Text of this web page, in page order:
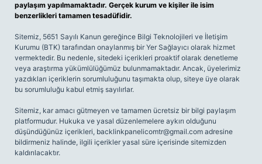
paylaşım yapılmamaktadır. Gerçek kurum ve kişiler ile isim
benzerlikleri tamamen tesadüfidir.
Sitemiz, 5651 Sayılı Kanun gereğince Bilgi Teknolojileri ve İletişim
Kurumu (BTK) tarafından onaylanmış bir Yer Sağlayıcı olarak hizmet
vermektedir. Bu nedenle, sitedeki içerikleri proaktif olarak denetleme
veya araştırma yükümlülüğümüz bulunmamaktadır. Ancak, üyelerimiz
yazdıkları içeriklerin sorumluluğunu taşımakta olup, siteye üye olarak
bu sorumluluğu kabul etmiş sayılırlar.
Sitemiz, kar amacı gütmeyen ve tamamen ücretsiz bir bilgi paylaşım
platformudur. Hukuka ve yasal düzenlemelere aykırı olduğunu
düşündüğünüz içerikleri, backlinkpanelicomtr@gmail.com adresine
bildirmeniz halinde, ilgili içerikler yasal süre içerisinde sitemizden
kaldırılacaktır.